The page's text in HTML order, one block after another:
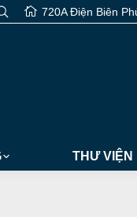
720A Điện Biên
THƯ VIỆN